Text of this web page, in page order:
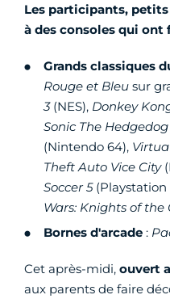
Les participants,
à des consoles qui ont
Grands classiques
Rouge et Bleu sur
3 (NES), Donkey
Sonic The Hedgedog
(Nintendo 64),
Theft Auto Vice City
Soccer 5 (Playstation
Wars: Knights of the
Bornes d'arcade :
Cet après-midi, ouvert
aux parents de faire